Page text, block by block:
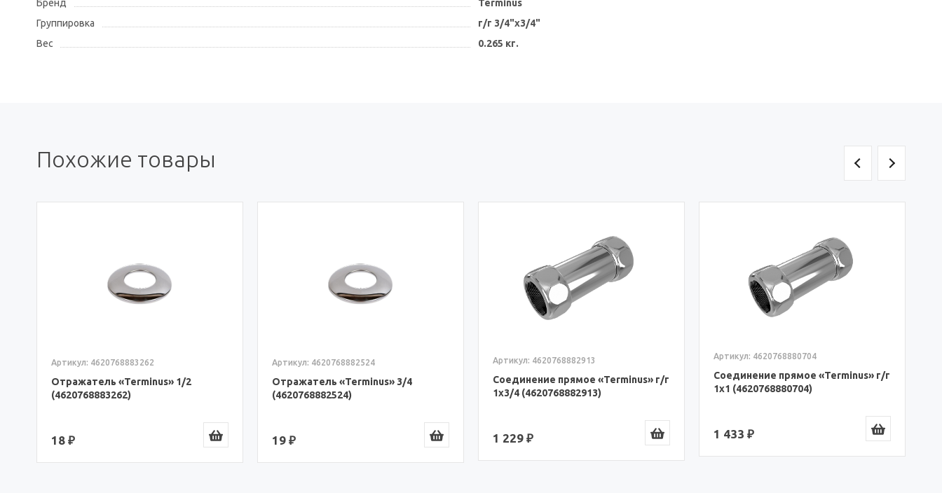
Бренд
Terminus
Группировка
г/г 3/4"х3/4"
Вес
0.265 кг.
Похожие товары
Артикул: 4620768883262
Отражатель «Terminus» 1/2
(4620768883262)
18 ₽
Артикул: 4620768882524
Отражатель «Terminus» 3/4
(4620768882524)
19 ₽
Артикул: 4620768882913
Соединение прямое «Terminus» г/г
1х3/4 (4620768882913)
1 229 ₽
Артикул: 4620768880704
Соединение прямое «Terminus» г/г
1х1 (4620768880704)
1 433 ₽